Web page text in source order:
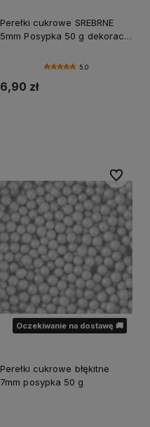
Perełki cukrowe SREBRNE
5mm Posypka 50 g dekoracja
5.0
6,90 zł
Oczekiwanie na dostawę 🚚
Perełki cukrowe błękitne
7mm posypka 50 g
Do